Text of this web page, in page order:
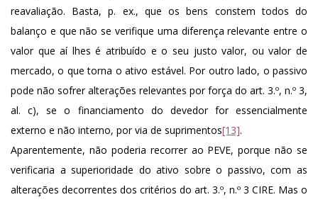
reavaliação. Basta, p. ex., que os bens constem todos do
balanço e que não se verifique uma diferença relevante entre o
valor que aí lhes é atribuído e o seu justo valor, ou valor de
mercado, o que torna o ativo estável. Por outro lado, o passivo
pode não sofrer alterações relevantes por força do art. 3.º, n.º 3,
al. c), se o financiamento do devedor for essencialmente
externo e não interno, por via de suprimentos[13].
Aparentemente, não poderia recorrer ao PEVE, porque não se
verificaria a superioridade do ativo sobre o passivo, com as
alterações decorrentes dos critérios do art. 3.º, n.º 3 CIRE. Mas o